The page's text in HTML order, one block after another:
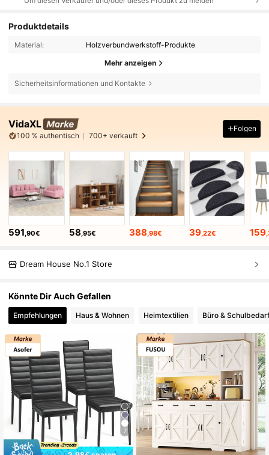
Produktdetails
Material: Holzverbundwerkstoff-Produkte
Mehr anzeigen
Sicherheitsinformationen und Kontakte
VidaXL
100 % authentisch 700+ verkauft
Folgen
591,90€ 58,95€ 388,98€ 39,22€ 159
Dream House No.1 Store
Könnte Dir Auch Gefallen
Empfehlungen Haus & Wohnen Heimtextilien Büro & Schulbedarf
7